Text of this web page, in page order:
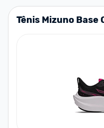
Tênis Mizuno Base